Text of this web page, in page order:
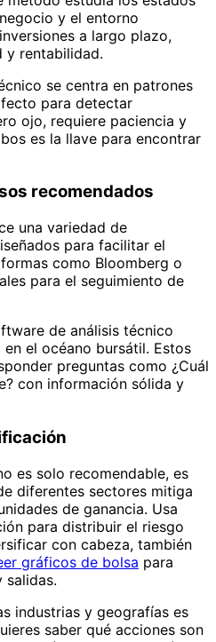
y el entorno
a largo plazo,
y rentabilidad.
se centra en patrones
para detectar
ojo, requiere paciencia y
es la llave para encontrar
recomendados
una variedad de
para facilitar el
como Bloomberg o
para el seguimiento de
de análisis técnico
el océano bursátil. Estos
preguntas como ¿Cuál
con información sólida y
es solo recomendable, es
diferentes sectores mitiga
de ganancia. Usa
para distribuir el riesgo
con cabeza, también
gráficos de bolsa para
salidas.
industrias y geografías es
saber qué acciones son